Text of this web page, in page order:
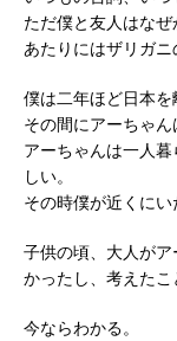
ただ僕と友人はなぜ
あたりにはザリガニ
僕は二年ほど日本を
その間にアーちゃん
アーちゃんは一人
しい。
その時僕が近くにい
子供の頃、大人が
かったし、考えたこ
今ならわかる。